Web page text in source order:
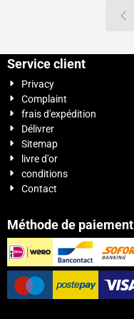
Service client
Privacy
Complaint
frais d'expédition
Délivrer
Sitemap
livre d'or
conditions
Contact
Méthode de paiement